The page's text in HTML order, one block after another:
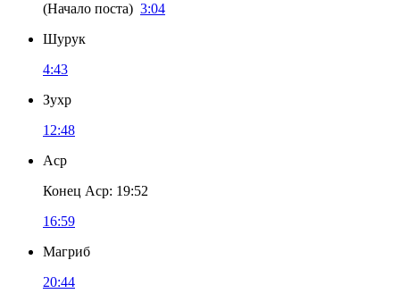
(Начало поста) 3:04
Шурук
4:43
Зухр
12:48
Аср
Конец Аср: 19:52
16:59
Магриб
20:44